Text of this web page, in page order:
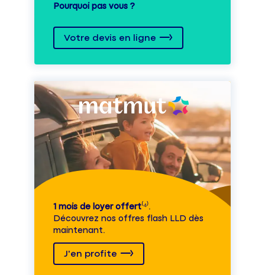
Pourquoi pas vous ?
Votre devis en ligne
1 mois de loyer offert⁽⁴⁾.
Découvrez nos offres flash LLD dès
maintenant.
J'en profite